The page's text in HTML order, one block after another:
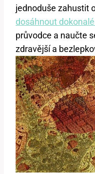
jednoduše zahustit
dosáhnout
průvodce a naučte
zdravější a